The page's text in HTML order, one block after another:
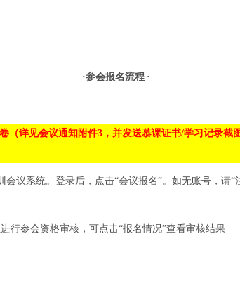
·参会报名流程 ·
详见会议通知附件3，并发送慕课证书/学习记录
议系统。登录后，点击“会议报名”。如无账号，请
行参会资格审核，可点击“报名情况”查看审核结果